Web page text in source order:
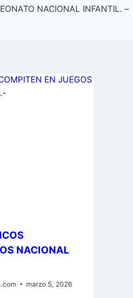
NACIONAL INFANTIL. –
NACIONAL
marzo 5, 2026